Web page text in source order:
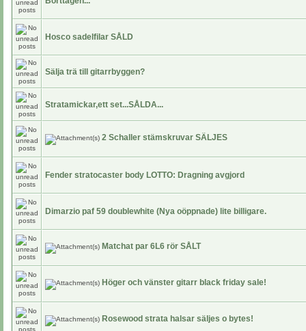
Hosco sadelfilar SÅLD
Sälja trä till gitarrbyggen?
Stratamickar,ett set...SÅLDA...
2 Schaller stämskruvar SÄLJES
Fender stratocaster body LOTTO: Dragning avgjord
Dimarzio paf 59 doublewhite (Nya oöppnade) lite billigare.
Matchat par 6L6 rör SÅLT
Höger och vänster gitarr black friday sale!
Rosewood strata halsar säljes o bytes!